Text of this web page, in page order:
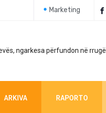
Marketing
ngarkesa përfundon në rrugë
ARKIVA RAPORTO